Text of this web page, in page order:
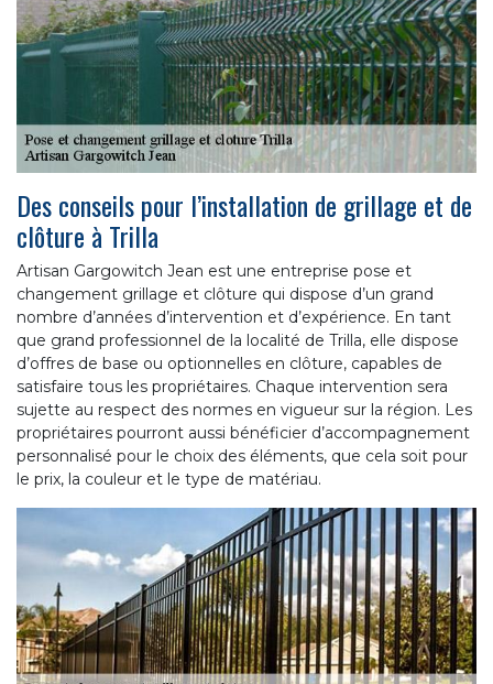
Des conseils pour l’installation de grillage et de
clôture à Trilla
Artisan Gargowitch Jean est une entreprise pose et
changement grillage et clôture qui dispose d’un grand
nombre d’années d’intervention et d’expérience. En tant
que grand professionnel de la localité de Trilla, elle dispose
d’offres de base ou optionnelles en clôture, capables de
satisfaire tous les propriétaires. Chaque intervention sera
sujette au respect des normes en vigueur sur la région. Les
propriétaires pourront aussi bénéficier d’accompagnement
personnalisé pour le choix des éléments, que cela soit pour
le prix, la couleur et le type de matériau.